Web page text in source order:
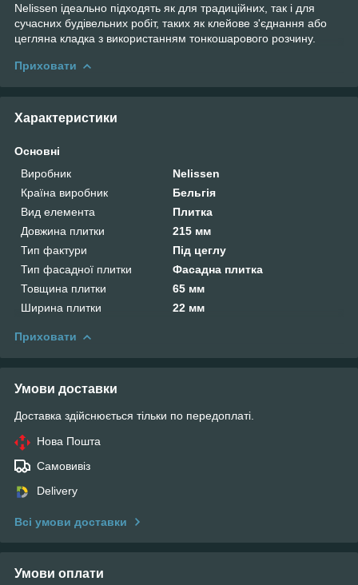
Nelissen ідеально підходять як для традиційних, так і для
сучасних будівельних робіт, таких як клейове з'єднання або
цегляна кладка з використанням тонкошарового розчину.
Приховати
Характеристики
Основні
Виробник
Nelissen
Країна виробник
Бельгія
Вид елемента
Плитка
Довжина плитки
215 мм
Тип фактури
Під цеглу
Тип фасадної плитки
Фасадна плитка
Товщина плитки
65 мм
Ширина плитки
22 мм
Приховати
Умови доставки
Доставка здійснюється тільки по передоплаті.
Нова Пошта
Самовивіз
Delivery
Всі умови доставки
Умови оплати